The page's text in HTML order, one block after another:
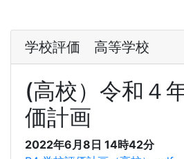
学校評価 高等学校
(高校）令和４
価計画
2022年6月8日 14時42分